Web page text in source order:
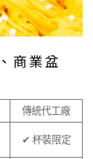
商業盆
傳統代工廠
✔ 杯裝限定